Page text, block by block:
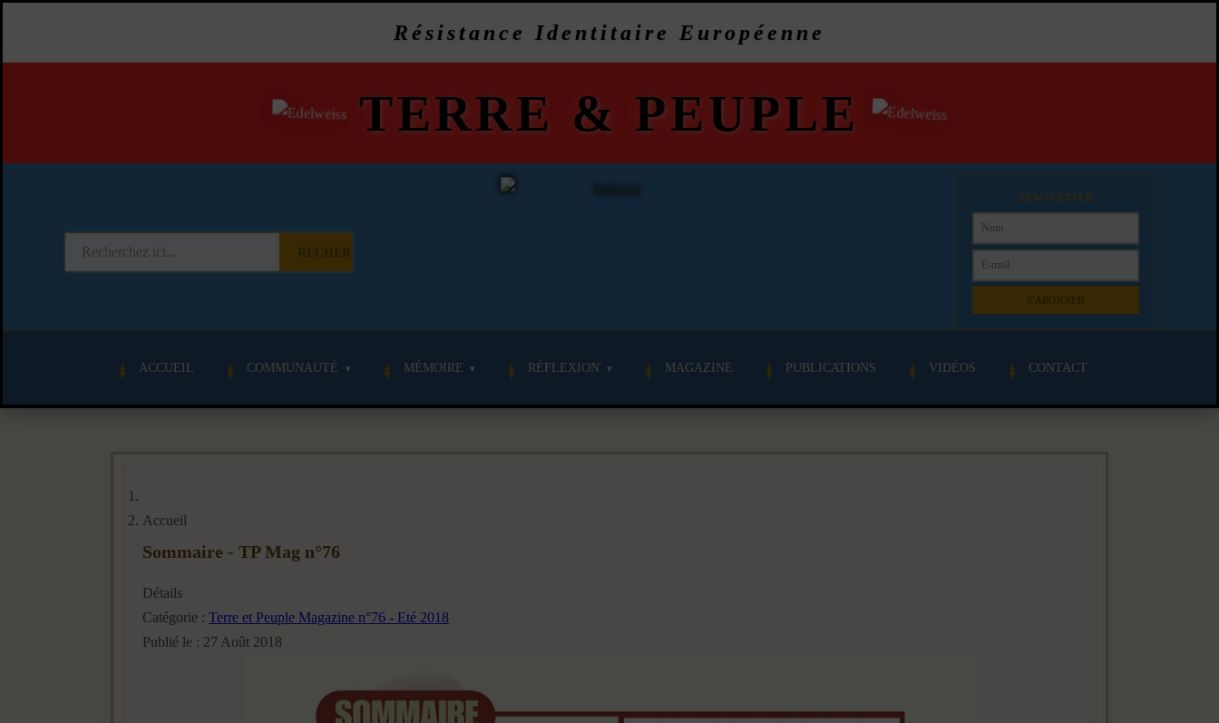
Résistance Identitaire Européenne
TERRE & PEUPLE
NEWSLETTER
ACCUEIL COMMUNAUTÉ MÉMOIRE RÉFLEXION MAGAZINE PUBLICATIONS VIDÉOS CONTACT
Accueil
Sommaire - TP Mag n°76
Détails
Catégorie : Terre et Peuple Magazine n°76 - Eté 2018
Publié le : 27 Août 2018